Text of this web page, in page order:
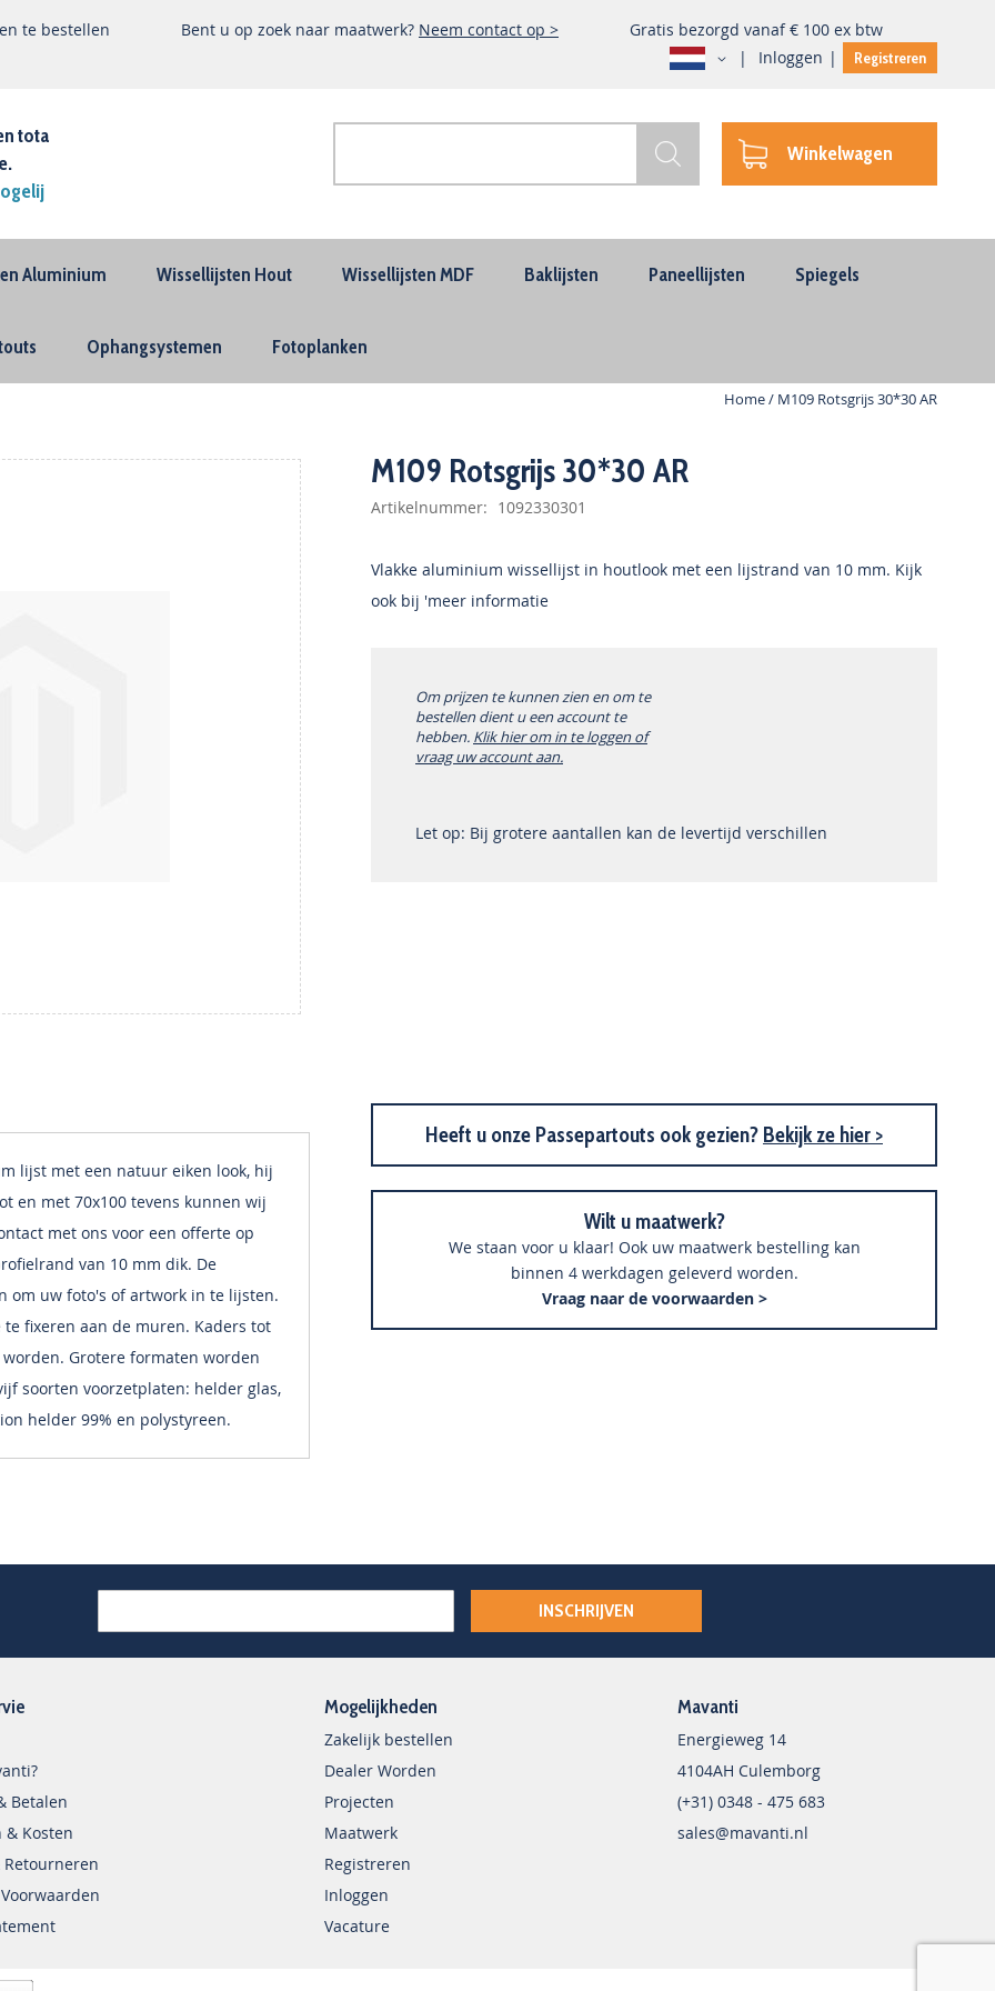
te bestellen Bent u op zoek naar maatwerk? Neem contact op >
Gratis bezorgd vanaf € 100 ex btw
Inloggen
Registreren
Taal
tota
Winkelwagen
Aluminium Wissellijsten Hout Wissellijsten MDF Baklijsten Paneellijsten Spiegels
Ophangsystemen Fotoplanken
Home M109 Rotsgrijs 30*30 AR
M109 Rotsgrijs 30*30 AR
Artikelnummer 1092330301
Vlakke aluminium wissellijst in houtlook met een lijstrand van 10 mm. Kijk
ook bij 'meer informatie
Om prijzen te kunnen zien en om te
bestellen dient u een account te
hebben. Klik hier om in te loggen of
vraag uw account aan.
Let op: Bij grotere aantallen kan de levertijd verschillen
lijst met een natuur eiken look, hij
en met 70x100 tevens kunnen wij
met ons voor een offerte op
van 10 mm dik. De
om uw foto's of artwork in te lijsten.
fixeren aan de muren. Kaders tot
Grotere formaten worden
soorten voorzetplaten: helder glas,
helder 99% en polystyreen.
Heeft u onze Passepartouts ook gezien? Bekijk ze hier >
Wilt u maatwerk?
We staan voor u klaar! Ook uw maatwerk bestelling kan
binnen 4 werkdagen geleverd worden.
Vraag naar de voorwaarden >
INSCHRIJVEN
Betalen
& Kosten
Retourneren
Mogelijkheden
Zakelijk bestellen
Dealer Worden
Projecten
Maatwerk
Registreren
Inloggen
Vacature
Mavanti
Energieweg 14
4104AH Culemborg
(+31) 0348 - 475 683
sales@mavanti.nl